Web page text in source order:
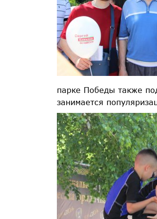
парке Победы также
занимается